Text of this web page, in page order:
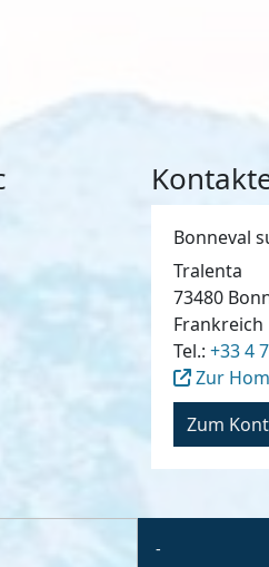
Bonneval
Tralenta
73480
Frankreich
Tel.: +33 4
Zur
Zum
-